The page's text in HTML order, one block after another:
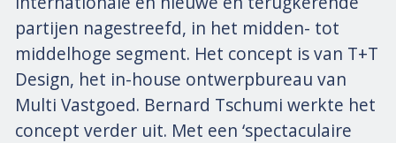
partijen nagestreefd, in het midden- tot
middelhoge segment. Het concept is van T+T
Design, het in-house ontwerpbureau van
Multi Vastgoed. Bernard Tschumi werkte het
concept verder uit. Met een ‘spectaculaire